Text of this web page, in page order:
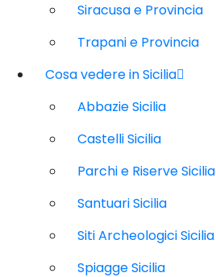
Siracusa e Provincia
Trapani e Provincia
Cosa vedere in Sicilia
Abbazie Sicilia
Castelli Sicilia
Parchi e Riserve Sicilia
Santuari Sicilia
Siti Archeologici Sicilia
Spiagge Sicilia